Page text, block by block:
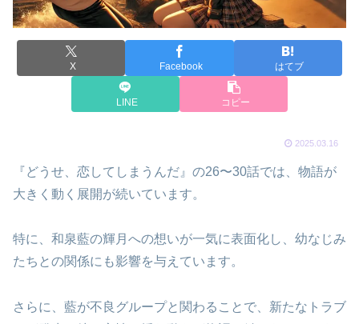
X Facebook はてブ
LINE コピー
2025.03.16
『どうせ、恋してしまうんだ』の26〜30話では、物語が
大きく動く展開が続いています。
特に、和泉藍の輝月への想いが一気に表面化し、幼なじみ
たちとの関係にも影響を与えています。
さらに、藍が不良グループと関わることで、新たなトラブ